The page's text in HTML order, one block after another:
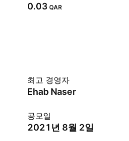
0.03 QAR
최고 경영자
Ehab Naser
공모일
2021년 8월 2일